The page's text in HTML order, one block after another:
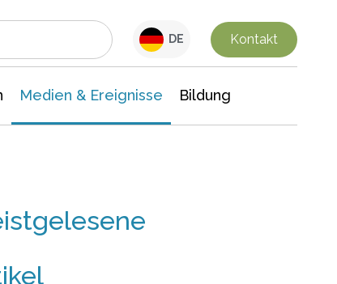
DE Kontakt
Medien & Ereignisse Bildung